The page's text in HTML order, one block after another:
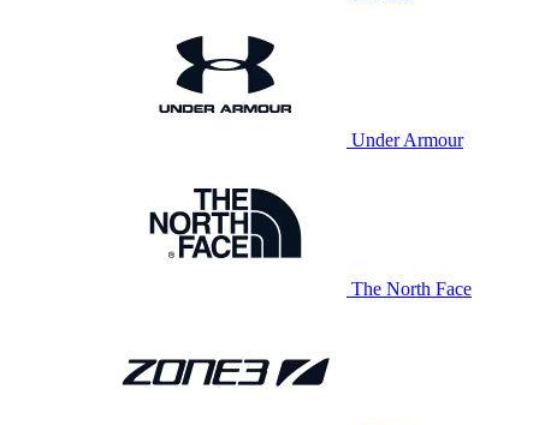
Under Armour
The North Face